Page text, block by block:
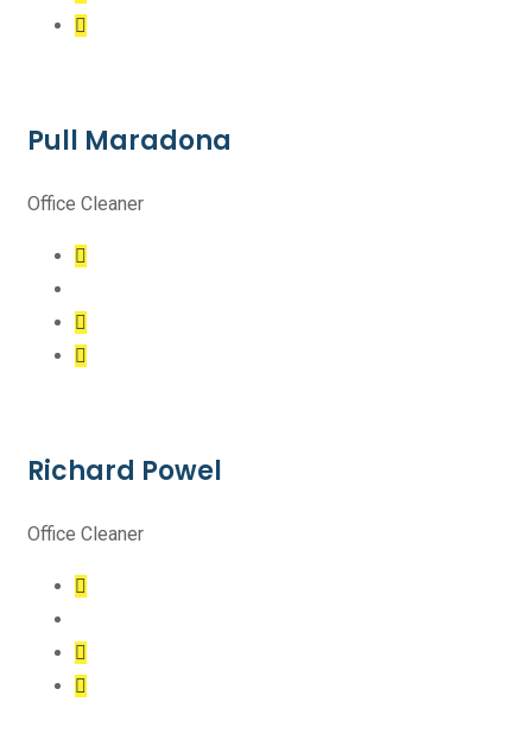
Pull Maradona
Office Cleaner
Richard Powel
Office Cleaner